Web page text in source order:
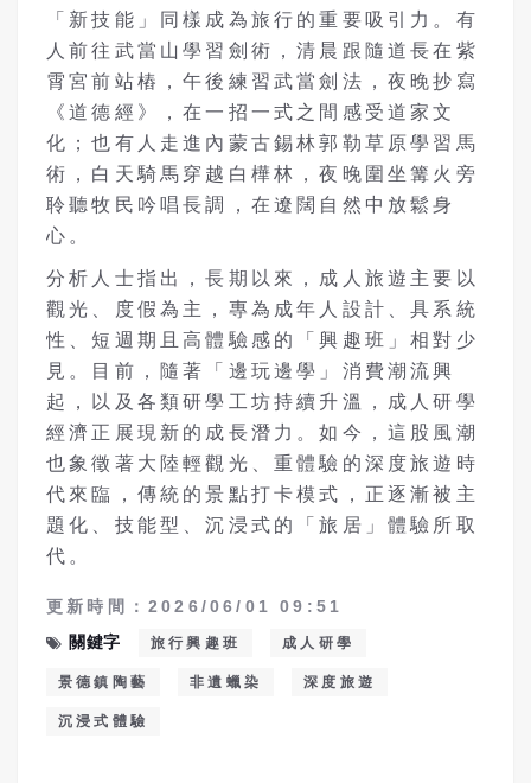
「新技能」同樣成為旅行的重要吸引力。有
人前往武當山學習劍術，清晨跟隨道長在紫
霄宮前站樁，午後練習武當劍法，夜晚抄寫
《道德經》，在一招一式之間感受道家文
化；也有人走進內蒙古錫林郭勒草原學習馬
術，白天騎馬穿越白樺林，夜晚圍坐篝火旁
聆聽牧民吟唱長調，在遼闊自然中放鬆身
心。
分析人士指出，長期以來，成人旅遊主要以
觀光、度假為主，專為成年人設計、具系統
性、短週期且高體驗感的「興趣班」相對少
見。目前，隨著「邊玩邊學」消費潮流興
起，以及各類研學工坊持續升溫，成人研學
經濟正展現新的成長潛力。如今，這股風潮
也象徵著大陸輕觀光、重體驗的深度旅遊時
代來臨，傳統的景點打卡模式，正逐漸被主
題化、技能型、沉浸式的「旅居」體驗所取
代。
更新時間：2026/06/01 09:51
關鍵字
旅行興趣班 成人研學
景德鎮陶藝 非遺蠟染 深度旅遊
沉浸式體驗